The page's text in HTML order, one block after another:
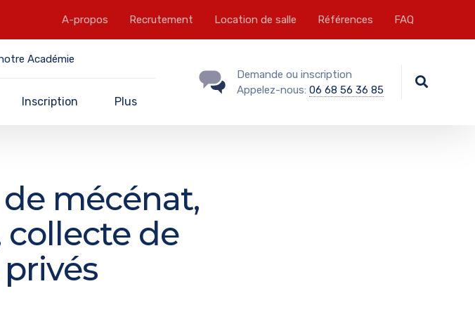
A-propos Recrutement Location de salle Références FAQ
Académie
Inscription Plus
Demande ou inscription
Appelez-nous: 06 68 56 36 85
mécénat,
de